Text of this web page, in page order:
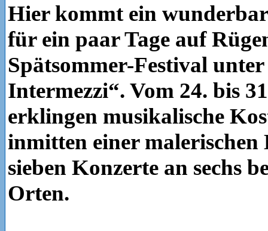
Hier kommt ein
für ein paar Tage auf
Spätsommer-Festival
Intermezzi“. Vom 24. bis
erklingen musikalische
inmitten einer malerischen
sieben Konzerte an sechs
Orten.